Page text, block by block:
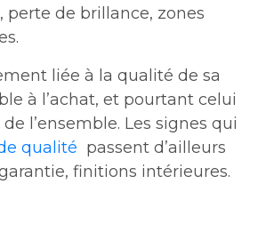
perte de brillance, zones
liée à la qualité de sa
à l’achat, et pourtant celui
l’ensemble. Les signes qui
qualité passent d’ailleurs
finitions intérieures.